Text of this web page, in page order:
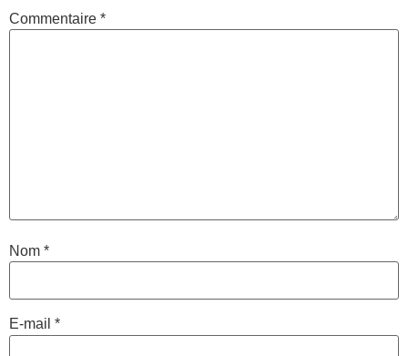
Commentaire *
Nom *
E-mail *